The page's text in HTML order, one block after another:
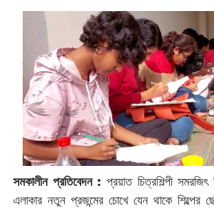
সমকালীন প্রতিবেদন : প্রয়াত চিত্রশিল্পী
এলাকার নতুন প্রজন্মের চোখে যেন থাকে শিল্পের